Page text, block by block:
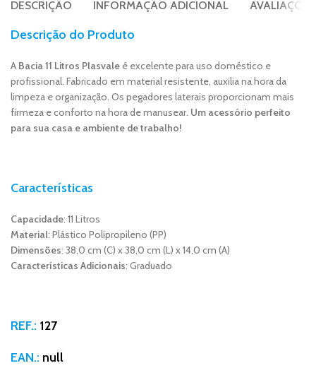
DESCRIÇÃO INFORMAÇÃO ADICIONAL
Descrição do Produto
A Bacia 11 Litros Plasvale é excelente para uso doméstico e
profissional. Fabricado em material resistente, auxilia na hora da
limpeza e organização. Os pegadores laterais proporcionam mais
firmeza e conforto na hora de manusear. Um acessório perfeito
para sua casa e ambiente de trabalho!
Características
Capacidade: 11 Litros
Material: Plástico Polipropileno (PP)
Dimensões: 38,0 cm (C) x 38,0 cm (L) x 14,0 cm (A)
Características Adicionais: Graduado
REF.: 127
EAN.: null